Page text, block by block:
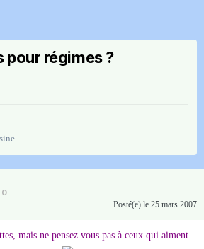
pour régimes ?
0
Posté(e) le 25 mars 2007
mais ne pensez vous pas à ceux qui aiment